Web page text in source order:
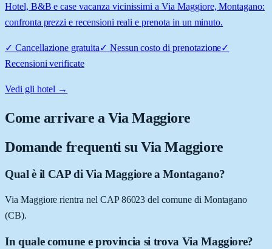
Hotel, B&B e case vacanza vicinissimi a Via Maggiore, Montagano:
confronta prezzi e recensioni reali e prenota in un minuto.
✓ Cancellazione gratuita✓ Nessun costo di prenotazione✓
Recensioni verificate
Vedi gli hotel →
Come arrivare aVia Maggiore
Domande frequenti su Via Maggiore
Qual è il CAP di Via Maggiore a Montagano?
Via Maggiore rientra nel CAP 86023 del comune di Montagano
(CB).
In quale comune e provincia si trova Via Maggiore?